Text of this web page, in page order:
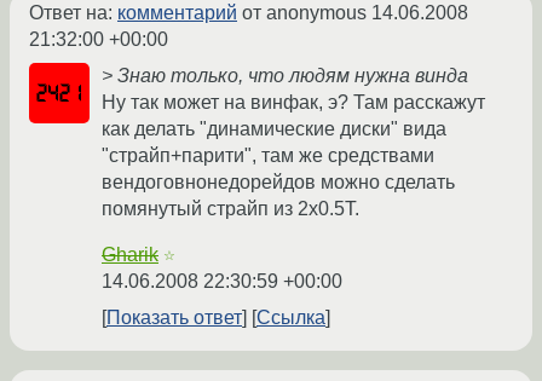
Ответ на: комментарий от anonymous 14.06.2008
21:32:00 +00:00
> Знаю только, что людям нужна винда
Ну так может на винфак, э? Там расскажут
как делать "динамические диски" вида
"страйп+парити", там же средствами
вендоговнонедорейдов можно сделать
помянутый страйп из 2х0.5Т.
Gharik ☆
14.06.2008 22:30:59 +00:00
Показать ответ
Ссылка